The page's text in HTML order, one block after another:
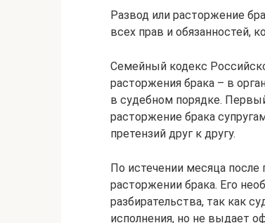
Развод или расторжение
всех прав и обязанностей,
Семейный кодекс
расторжения брака – в
в судебном порядке.
расторжение брака
претензий друг к другу.
По истечении месяца после
расторжении брака. Его
разбирательства, так как
исполнения, но не выдает